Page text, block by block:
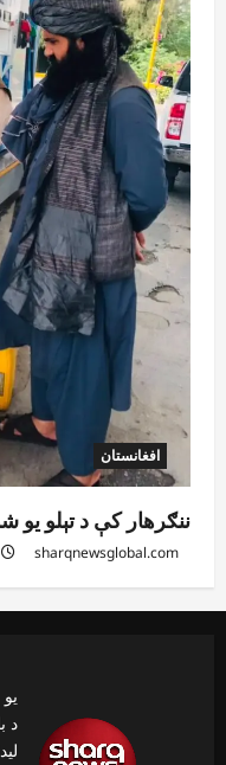
افغانستان
ننګرهار کې د تېلو یو
sharqnewsglobal.com
د